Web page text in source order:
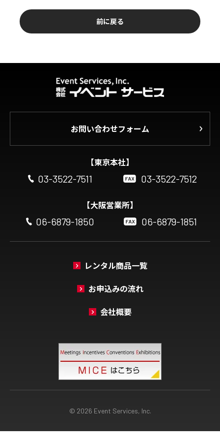
前に戻る
お問い合わせフォーム
【東京本社】
03-3522-7511
03-3522-7512
【大阪営業所】
06-6879-1850
06-6879-1851
レンタル商品一覧
お申込みの流れ
会社概要
© 2026 Event Services, Inc.